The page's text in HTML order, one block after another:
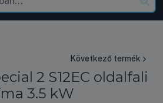
Következő termék
2 S12EC oldalfali
3.5 kW